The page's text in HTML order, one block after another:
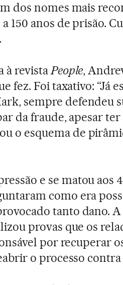
dos nomes mais
150 anos de prisão.
à revistaPeople,
fez. Foi taxativo: “Já
sempre defendeu
da fraude, apesar
o esquema de
e se matou aos
como era
tanto dano. A
provas que os
por recuperar
o processo contra